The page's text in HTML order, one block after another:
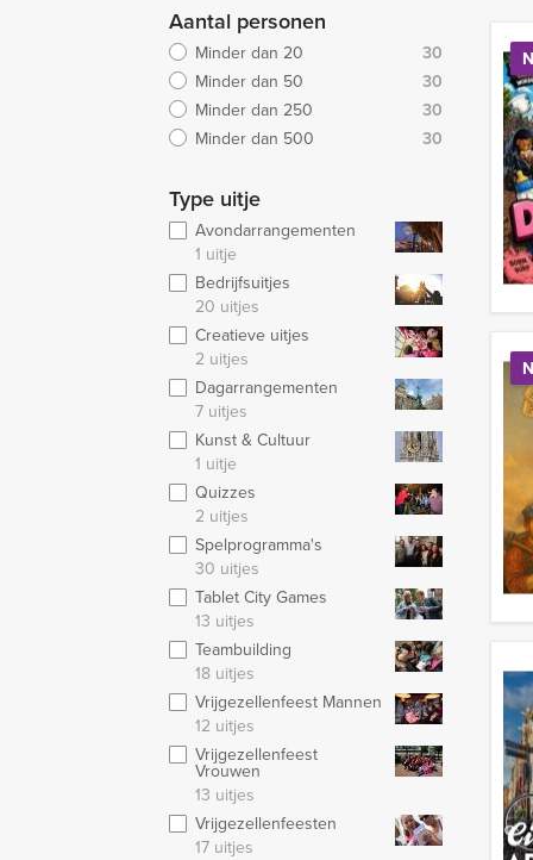
Aantal personen
Minder dan 20
30
Minder dan 50
30
Minder dan 250
30
Minder dan 500
30
Type uitje
Avondarrangementen
1 uitje
Bedrijfsuitjes
20 uitjes
Creatieve uitjes
2 uitjes
Dagarrangementen
7 uitjes
Kunst & Cultuur
1 uitje
Quizzes
2 uitjes
Spelprogramma's
30 uitjes
Tablet City Games
13 uitjes
Teambuilding
18 uitjes
Vrijgezellenfeest Mannen
12 uitjes
Vrijgezellenfeest
Vrouwen
13 uitjes
Vrijgezellenfeesten
17 uitjes